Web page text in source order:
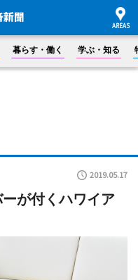
暮らす・働く 学ぶ・知る
2019.05.17
が付くハワイア